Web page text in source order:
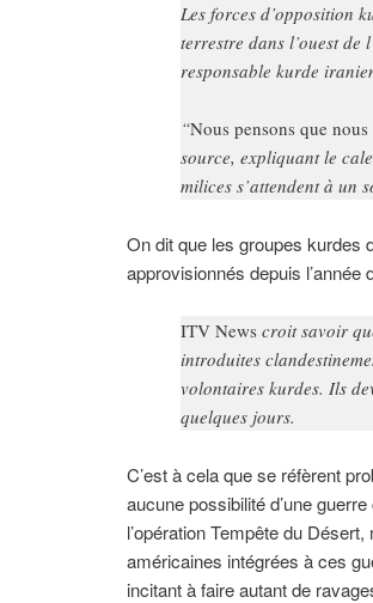
Les forces d’opposition
terrestre dans l’ouest
responsable kurde
“Nous pensons que
source, expliquant le
milices s’attendent à un
On dit que les groupes kurdes
approvisionnés depuis
ITV News croit savoir
introduites
volontaires kurdes. Ils
quelques jours.
C’est à cela que se réfèrent
aucune possibilité d’une
l’opération Tempête du
américaines intégrées à ces
incitant à faire autant de